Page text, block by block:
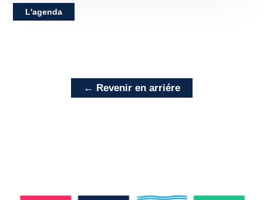
L'agenda
← Revenir en arriére